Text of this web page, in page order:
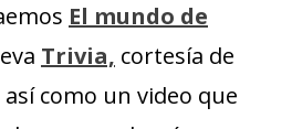
El mundo de
Trivia, cortesía de
como un video que